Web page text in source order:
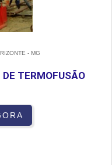
- MG
TERMOFUSÃO